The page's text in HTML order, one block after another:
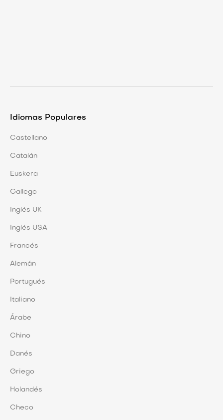
Idiomas Populares
Castellano
Catalán
Euskera
Gallego
Inglés UK
Inglés USA
Francés
Alemán
Portugués
Italiano
Árabe
Chino
Danés
Griego
Holandés
Checo